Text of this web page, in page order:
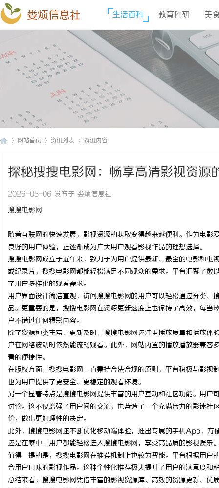
娄烦信息社 生活百科 教育科研 美
网站首页 资讯列表 资讯内容
探秘搜搜电影网：畅享高清影视资源
2026-05-06 发布于 娄烦信息社
搜搜电影网
随着互联网的快速发展，影视资源的获取变得越来越便利。作为电
良好的用户体验，正逐渐成为广大用户观看影视作品的理想选择。
搜搜电影网成立于近年来，致力于为用户提供最新、最全的电影和
或纪录片，搜搜电影网都能轻松满足不同观众的需求。平台汇聚了
了用户多样化的观看需求。
用户界面设计简洁直观，访问搜搜电影网的用户可以轻松通过分类
品。更重要的是，搜搜电影网在资源更新速度上也保持了高效，每
户不错过任何精彩内容。
除了资源种类丰富、更新及时，搜搜电影网还注重播放质量和播放
户在网络波动时依然能流畅观看。此外，网站内置的播放播放器兼
看的便捷性。
在版权方面，搜搜电影网一直秉持合法合规的原则，平台积极与影
也为用户提供了更安全、更稳定的观看环境。
另一个显著特点是搜搜电影网提供丰富的用户互动和社区功能。用
讨论。这不仅增强了用户间的交流，也营造了一个充满活力的影迷
价，做出更加理性的决定。
此外，搜搜电影网还不断优化移动端体验，推出专属的手机App，
还是在家中，用户都能轻松进入搜搜电影网，享受高品质的影视娱乐
值得一提的是，搜搜电影网在推荐机制上也较为智能。平台根据用
合用户口味的影视作品。这种个性化推荐极大提升了用户的满意度和
总结来看，搜搜电影网凭借丰富的影视资源库、高效的资源更新、
新款手持式激光清洗机